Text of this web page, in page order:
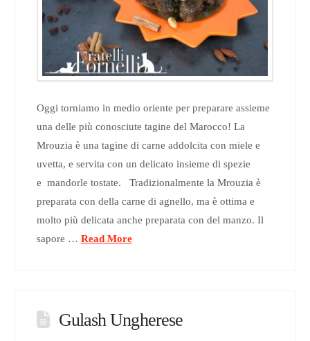
Oggi torniamo in medio oriente per preparare assieme
una delle più conosciute tagine del Marocco! La
Mrouzia è una tagine di carne addolcita con miele e
uvetta, e servita con un delicato insieme di spezie
e mandorle tostate. Tradizionalmente la Mrouzia è
preparata con della carne di agnello, ma è ottima e
molto più delicata anche preparata con del manzo. Il
sapore … Read More
Gulash Ungherese